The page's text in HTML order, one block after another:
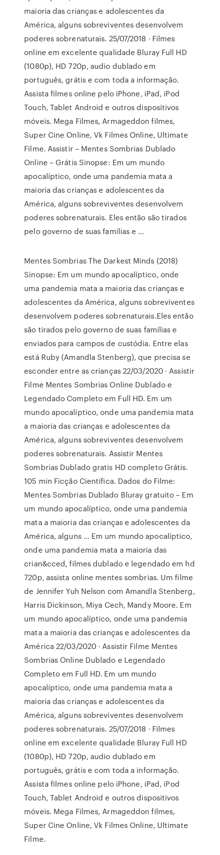
maioria das crianças e adolescentes da
América, alguns sobreviventes desenvolvem
poderes sobrenaturais. 25/07/2018 · Filmes
online em excelente qualidade Bluray Full HD
(1080p), HD 720p, audio dublado em
português, grátis e com toda a informação.
Assista filmes online pelo iPhone, iPad, iPod
Touch, Tablet Android e outros dispositivos
móveis. Mega Filmes, Armageddon filmes,
Super Cine Online, Vk Filmes Online, Ultimate
Filme. Assistir – Mentes Sombrias Dublado
Online – Grátis Sinopse: Em um mundo
apocalíptico, onde uma pandemia mata a
maioria das crianças e adolescentes da
América, alguns sobreviventes desenvolvem
poderes sobrenaturais. Eles então são tirados
pelo governo de suas famílias e …
Mentes Sombrias The Darkest Minds (2018)
Sinopse: Em um mundo apocalíptico, onde
uma pandemia mata a maioria das crianças e
adolescentes da América, alguns sobreviventes
desenvolvem poderes sobrenaturais.Eles então
são tirados pelo governo de suas famílias e
enviados para campos de custódia. Entre elas
está Ruby (Amandla Stenberg), que precisa se
esconder entre as crianças 22/03/2020 · Assistir
Filme Mentes Sombrias Online Dublado e
Legendado Completo em Full HD. Em um
mundo apocalíptico, onde uma pandemia mata
a maioria das crianças e adolescentes da
América, alguns sobreviventes desenvolvem
poderes sobrenaturais. Assistir Mentes
Sombrias Dublado gratis HD completo Grátis.
105 min Ficção Científica. Dados do Filme:
Mentes Sombrias Dublado Bluray gratuito – Em
um mundo apocalíptico, onde uma pandemia
mata a maioria das crianças e adolescentes da
América, alguns … Em um mundo apocalíptico,
onde uma pandemia mata a maioria das
crian&cced, filmes dublado e legendado em hd
720p, assista online mentes sombrias. Um filme
de Jennifer Yuh Nelson com Amandla Stenberg,
Harris Dickinson, Miya Cech, Mandy Moore. Em
um mundo apocalíptico, onde uma pandemia
mata a maioria das crianças e adolescentes da
América 22/03/2020 · Assistir Filme Mentes
Sombrias Online Dublado e Legendado
Completo em Full HD. Em um mundo
apocalíptico, onde uma pandemia mata a
maioria das crianças e adolescentes da
América, alguns sobreviventes desenvolvem
poderes sobrenaturais. 25/07/2018 · Filmes
online em excelente qualidade Bluray Full HD
(1080p), HD 720p, audio dublado em
português, grátis e com toda a informação.
Assista filmes online pelo iPhone, iPad, iPod
Touch, Tablet Android e outros dispositivos
móveis. Mega Filmes, Armageddon filmes,
Super Cine Online, Vk Filmes Online, Ultimate
Filme.